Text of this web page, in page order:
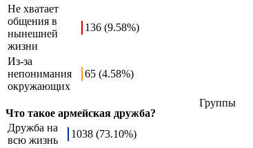
Не хватает
общения в
нынешней
жизни
136 (9.58%)
Из-за
непонимания
окружающих
65 (4.58%)
Что такое армейская дружба?
Дружба на
всю жизнь
1038 (73.10%)
Группы